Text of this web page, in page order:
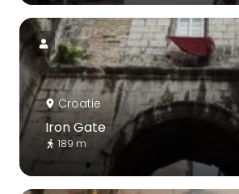
Croatie
Iron Gate
189 m